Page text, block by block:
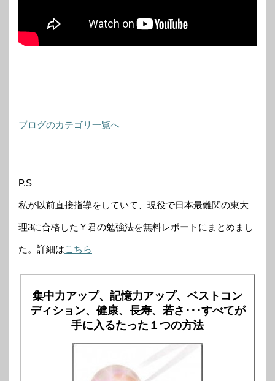
ブログのカテゴリ一覧へ
P.S
私が以前直接指導をしていて、現役で日本最難関の東大
理3に合格したＹ君の勉強法を無料レポートにまとめまし
た。詳細はこちら
集中力アップ、記憶力アップ、ベストコン
ディション、健康、長寿、若さ･･･すべてが
手に入るたった１つの方法